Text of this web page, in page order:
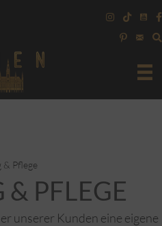
& Pflege
PFLEGE
unserer Kunden eine eigene